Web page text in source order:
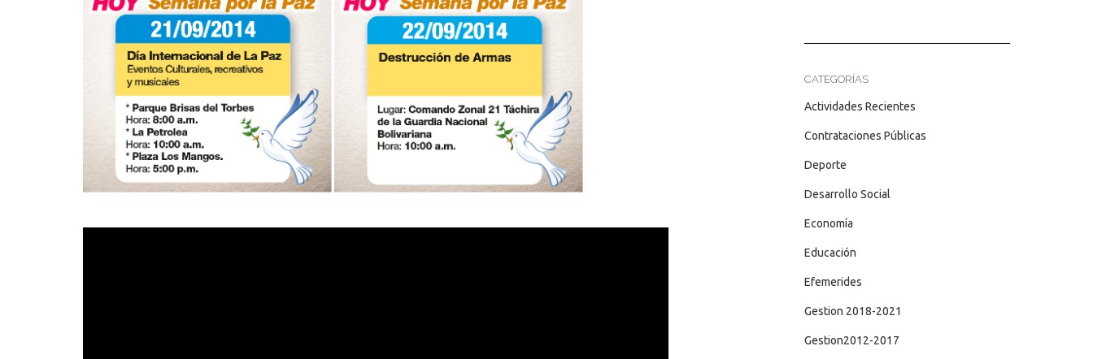
CATEGORÍAS
Actividades Recientes
Contrataciones Públicas
Deporte
Desarrollo Social
Economía
Educación
Efemerides
Gestion 2018-2021
Gestion2012-2017